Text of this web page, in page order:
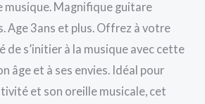
musique. Magnifique guitare
Age 3ans et plus. Offrez à votre
de s’initier à la musique avec cette
âge et à ses envies. Idéal pour
et son oreille musicale, cet